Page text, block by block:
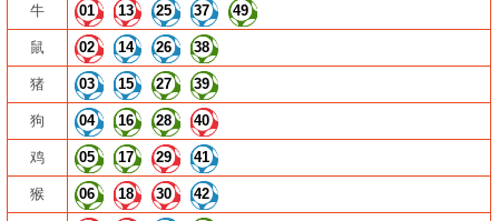
牛 01 13 25 37 49
鼠 02 14 26 38
猪 03 15 27 39
狗 04 16 28 40
鸡 05 17 29 41
猴 06 18 30 42